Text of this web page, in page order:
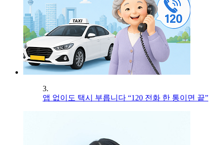
3.
앱 없이도 택시 부릅니다 “120 전화 한 통이면 끝”